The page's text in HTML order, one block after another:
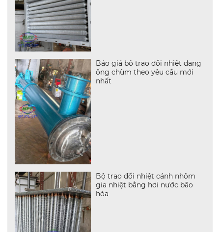
Báo giá bộ trao đổi nhiệt dạng
ống chùm theo yêu cầu mới
nhất
Bộ trao đổi nhiệt cánh nhôm
gia nhiệt bằng hơi nước bão
hòa